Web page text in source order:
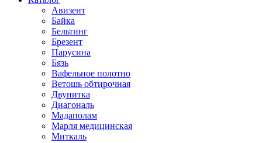
Авизент
Байка
Бельтинг
Брезент
Парусина
Бязь
Вафельное полотно
Ветошь обтирочная
Двунитка
Диагональ
Мадаполам
Марля медицинская
Миткаль